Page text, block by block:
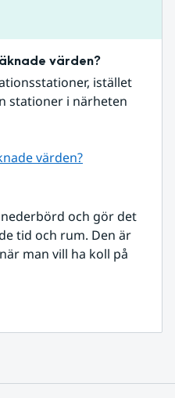
värden?
istället
stationer i närheten
värden?
och gör det
tid och rum. Den är
man vill ha koll på